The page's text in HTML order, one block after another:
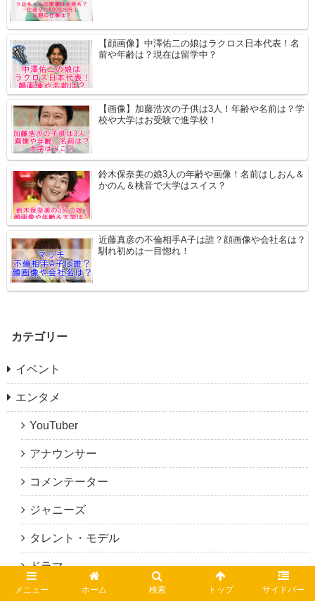
【顔画像】中澤佑二の娘はラクロス日本代表！名
前や年齢は？現在は留学中？
【画像】加藤浩次の子供は3人！年齢や名前は？学
校や大学はお受験で進学校！
鈴木保奈美の娘3人の年齢や画像！名前はしおん＆
かのん＆桃音で大学はスイス？
近藤真彦の不倫相手A子は誰？顔画像や会社名は？
馴れ初めは一目惚れ！
カテゴリー
イベント
エンタメ
YouTuber
アナウンサー
コメンテーター
ジャニーズ
タレント・モデル
ドラマ
いきなりマリッジ
メニュー ホーム 検索 トップ サイドバー